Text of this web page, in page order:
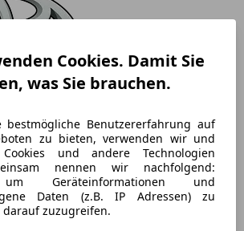
Cookies. Damit Sie
was Sie brauchen.
Benutzererfahrung auf
zu bieten, verwenden wir und
und andere Technologien
nennen wir nachfolgend:
um Geräteinformationen und
Daten (z.B. IP Adressen) zu
zuzugreifen.